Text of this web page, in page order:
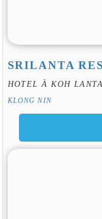
SRILANTA
HOTEL À KOH LANTA
KLONG NIN